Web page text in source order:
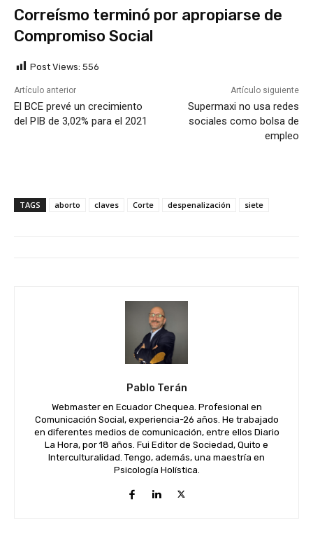
Correísmo terminó por apropiarse de
Compromiso Social
Post Views: 556
Artículo anterior
El BCE prevé un crecimiento
del PIB de 3,02% para el 2021
Artículo siguiente
Supermaxi no usa redes
sociales como bolsa de
empleo
TAGS aborto claves Corte despenalización siete
Pablo Terán
Webmaster en Ecuador Chequea. Profesional en
Comunicación Social, experiencia-26 años. He trabajado
en diferentes medios de comunicación, entre ellos Diario
La Hora, por 18 años. Fui Editor de Sociedad, Quito e
Interculturalidad. Tengo, además, una maestría en
Psicología Holística.